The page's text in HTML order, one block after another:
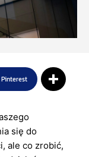
Pinterest
się do
ale co zrobić,